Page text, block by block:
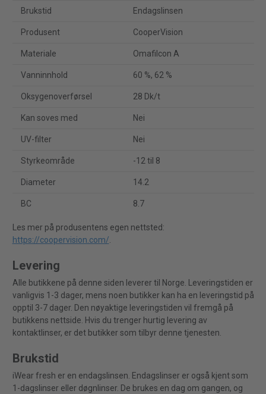
Brukstid Endagslinsen
Produsent CooperVision
Materiale Omafilcon A
Vanninnhold 60 %, 62 %
Oksygenoverførsel 28 Dk/t
Kan soves med Nei
UV-filter Nei
Styrkeområde -12 til 8
Diameter 14.2
BC 8.7
Les mer på produsentens egen nettsted:
https://coopervision.com/.
Levering
Alle butikkene på denne siden leverer til Norge. Leveringstiden er
vanligvis 1-3 dager, mens noen butikker kan ha en leveringstid på
opptil 3-7 dager. Den nøyaktige leveringstiden vil fremgå på
butikkens nettside. Hvis du trenger hurtig levering av
kontaktlinser, er det butikker som tilbyr denne tjenesten.
Brukstid
iWear fresh er en endagslinsen. Endagslinser er også kjent som
1-dagslinser eller døgnlinser. De brukes en dag om gangen, og